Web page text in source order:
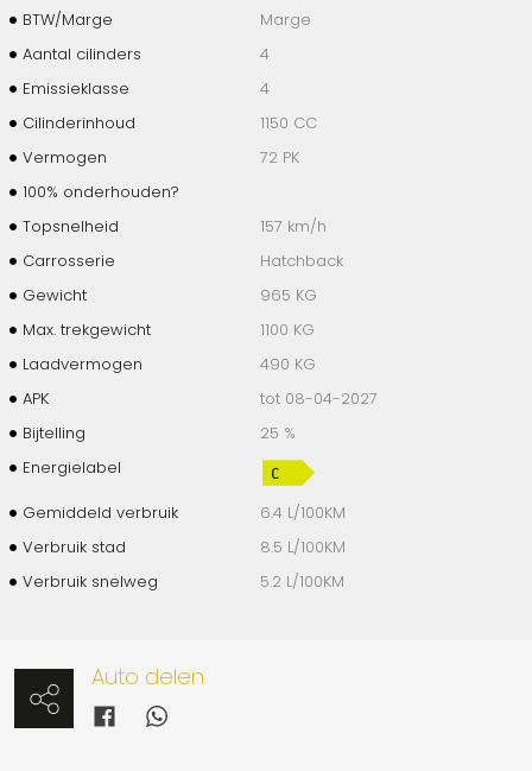
BTW/Marge
Marge
Aantal cilinders
4
Emissieklasse
4
Cilinderinhoud
1150 CC
Vermogen
72 PK
100% onderhouden?
Topsnelheid
157 km/h
Carrosserie
Hatchback
Gewicht
965 KG
Max. trekgewicht
1100 KG
Laadvermogen
490 KG
APK
tot 08-04-2027
Bijtelling
25 %
Energielabel
Gemiddeld verbruik
6.4 L/100KM
Verbruik stad
8.5 L/100KM
Verbruik snelweg
5.2 L/100KM
Auto delen